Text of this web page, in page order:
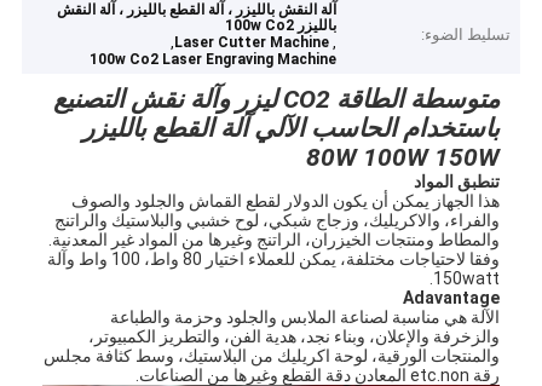
تسليط الضوء:
آلة النقش بالليزر ، آلة القطع بالليزر ، آلة النقش
بالليزر 100w Co2
,
Laser Cutter Machine
,
100w Co2 Laser Engraving Machine
متوسطة الطاقة CO2 ليزر وآلة نقش التصنيع
باستخدام الحاسب الآلي آلة القطع بالليزر
80W 100W 150W
تنطبق المواد
هذا الجهاز يمكن أن يكون الدولار لقطع القماش والجلود والصوف
والفراء، والاكريليك، وزجاج شبكي، لوح خشبي والبلاستيك والراتنج
والمطاط ومنتجات الخيزران، الراتنج وغيرها من المواد غير المعدنية.
وفقا لاحتياجات مختلفة، يمكن للعملاء اختيار 80 واط، 100 واط وآلة
150watt.
Adavantage
الآلة هي مناسبة لصناعة الملابس والجلود وحزمة والطباعة
والزخرفة والإعلان، وبناء نجد، هدية الفن، والتطريز الكمبيوتر،
والمنتجات الورقية، لوحة اكريليك من البلاستيك، وسط كثافة مجلس
رقة etc.non المعادن دقة القطع وغيرها من الصناعات.